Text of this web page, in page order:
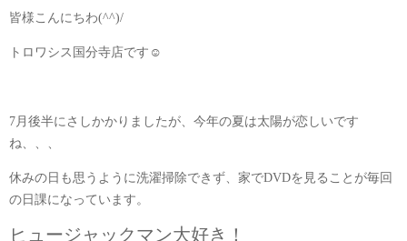
皆様こんにちわ(^^)/
トロワシス国分寺店です☺
7月後半にさしかかりましたが、今年の夏は太陽が恋しいです
ね、、、
休みの日も思うように洗濯掃除できず、家でDVDを見ることが毎回
の日課になっています。
ヒュージャックマン大好き！